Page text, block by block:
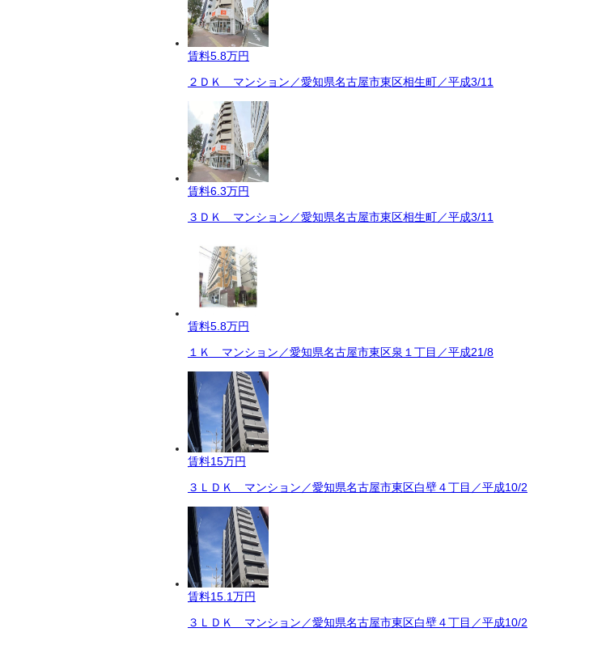
賃料5.8万円
２ＤＫ マンション／愛知県名古屋市東区相生町／平成3/11
賃料6.3万円
３ＤＫ マンション／愛知県名古屋市東区相生町／平成3/11
賃料5.8万円
１Ｋ マンション／愛知県名古屋市東区泉１丁目／平成21/8
賃料15万円
３ＬＤＫ マンション／愛知県名古屋市東区白壁４丁目／平成10/2
賃料15.1万円
３ＬＤＫ マンション／愛知県名古屋市東区白壁４丁目／平成10/2